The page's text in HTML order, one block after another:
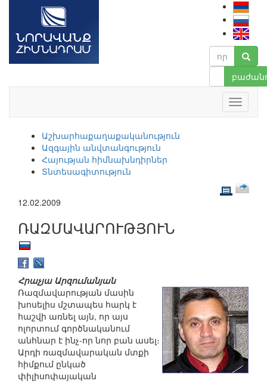
Աշխարհաքաղաքականություն
Ազգային անվտանգություն
Հայության հիմնախնդիրներ
Տնտեսագիտություն
12.02.2009
ՌԱԶՄԱՎԱՐՈՒԹՅՈՒՆ
Հրաչյա Արզումանյան
Ռազմավարության մասին
խոսելիս մշտապես հարկ է
հաշվի առնել այն, որ այս
ոլորտում գործնականում
անհնար է ինչ-որ նոր բան ասել։
Արդի ռազմավարական մտքի
հիմքում ընկած
փիլիսոփայական